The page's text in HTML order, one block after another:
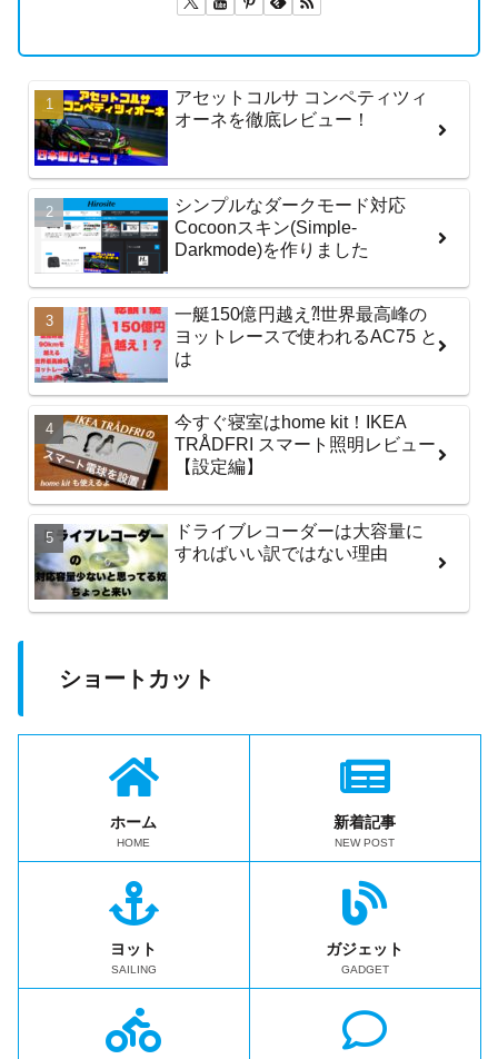
アセットコルサ コンペティツィ
オーネを徹底レビュー！
シンプルなダークモード対応
Cocoonスキン(Simple-
Darkmode)を作りました
一艇150億円越え⁈世界最高峰の
ヨットレースで使われるAC75 と
は
今すぐ寝室はhome kit！IKEA
TRÅDFRI スマート照明レビュー
【設定編】
ドライブレコーダーは大容量に
すればいい訳ではない理由
ショートカット
ホーム
HOME
新着記事
NEW POST
ヨット
SAILING
ガジェット
GADGET